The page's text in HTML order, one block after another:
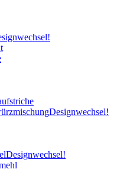
Designwechsel!
Designwechsel!